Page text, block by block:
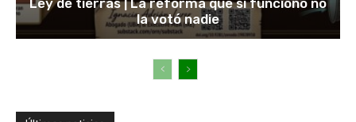
Ley de tierras | La reforma que sí funcionó no
la votó nadie